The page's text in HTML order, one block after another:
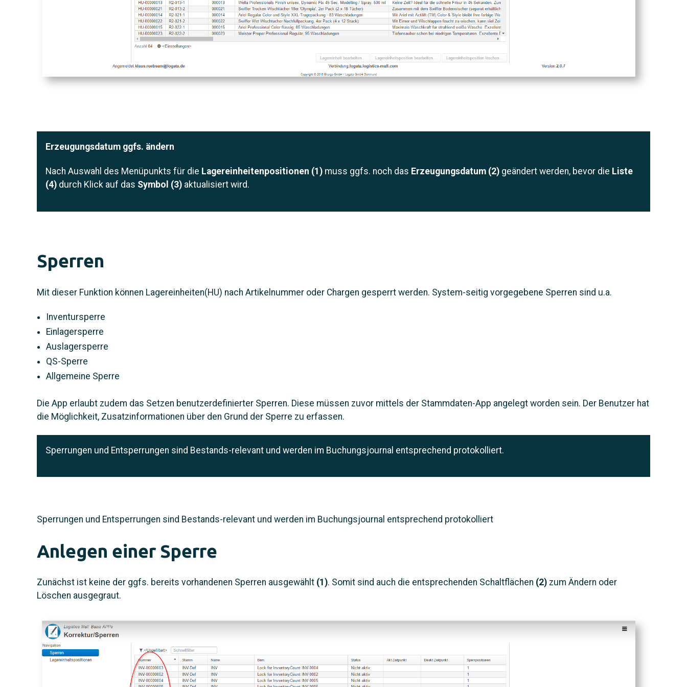
Erzeugungsdatum ggfs. ändern
Nach Auswahl des Menüpunkts für die Lagereinheitenpositionen (1) muss ggfs. noch das Erzeugungsdatum (2) geändert werden, bevor die Liste
(4) durch Klick auf das Symbol (3) aktualisiert wird.
Sperren
Mit dieser Funktion können Lagereinheiten(HU) nach Artikelnummer oder Chargen gesperrt werden. System-seitig vorgegebene Sperren sind u.a.
Inventursperre
Einlagersperre
Auslagersperre
QS-Sperre
Allgemeine Sperre
Die App erlaubt zudem das Setzen benutzerdefinierter Sperren. Diese müssen zuvor mittels der Stammdaten-App angelegt worden sein. Der Benutzer hat
die Möglichkeit, Zusatzinformationen über den Grund der Sperre zu erfassen.
Sperrungen und Entsperrungen sind Bestands-relevant und werden im Buchungsjournal entsprechend protokolliert.
Sperrungen und Entsperrungen sind Bestands-relevant und werden im Buchungsjournal entsprechend protokolliert
Anlegen einer Sperre
Zunächst ist keine der ggfs. bereits vorhandenen Sperren ausgewählt (1). Somit sind auch die entsprechenden Schaltflächen (2) zum Ändern oder
Löschen ausgegraut.